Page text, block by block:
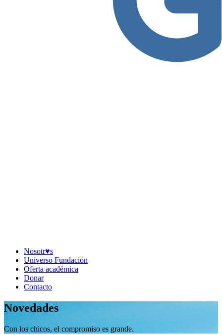
Nosotr♥︎s
Universo Fundación
Oferta académica
Donar
Contacto
Novedades
Con los chicos, el compromiso es grande.